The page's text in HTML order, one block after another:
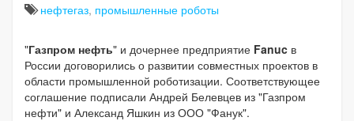
нефтегаз, промышленные роботы
"Газпром нефть" и дочернее предприятие Fanuc в
России договорились о развитии совместных проектов в
области промышленной роботизации. Соответствующее
соглашение подписали Андрей Белевцев из "Газпром
нефти" и Александ Яшкин из ООО "Фанук".